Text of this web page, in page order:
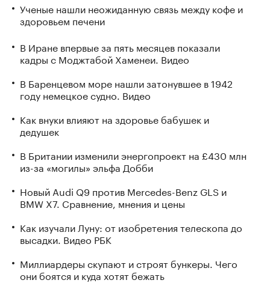
Ученые нашли неожиданную связь между кофе и
здоровьем печени
В Иране впервые за пять месяцев показали
кадры с Моджтабой Хаменеи. Видео
В Баренцевом море нашли затонувшее в 1942
году немецкое судно. Видео
Как внуки влияют на здоровье бабушек и
дедушек
В Британии изменили энергопроект на £430 млн
из-за «могилы» эльфа Добби
Новый Audi Q9 против Mercedes-Benz GLS и
BMW X7. Сравнение, мнения и цены
Как изучали Луну: от изобретения телескопа до
высадки. Видео РБК
Миллиардеры скупают и строят бункеры. Чего
они боятся и куда хотят бежать